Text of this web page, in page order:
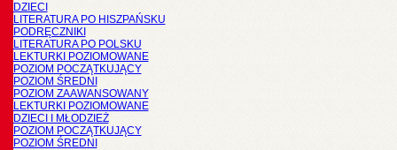
DZIECI
LITERATURA PO HISZPAŃSKU
PODRĘCZNIKI
LITERATURA PO POLSKU
LEKTURKI POZIOMOWANE
POZIOM POCZĄTKUJĄCY
POZIOM ŚREDNI
POZIOM ZAAWANSOWANY
LEKTURKI POZIOMOWANE
DZIECI I MŁODZIEŻ
POZIOM POCZĄTKUJĄCY
POZIOM ŚREDNI